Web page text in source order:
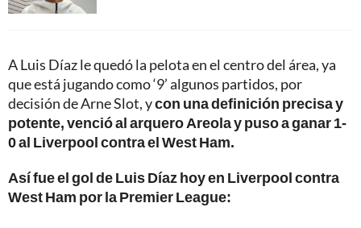
A Luis Díaz le quedó la pelota en el centro del área, ya
que está jugando como ‘9’ algunos partidos, por
decisión de Arne Slot, ycon una definición precisa y
potente, venció al arquero Areola y puso a ganar 1-
0 al Liverpool contra el West Ham.
Así fue el gol de Luis Díaz hoy en Liverpool contra
West Ham por la Premier League: